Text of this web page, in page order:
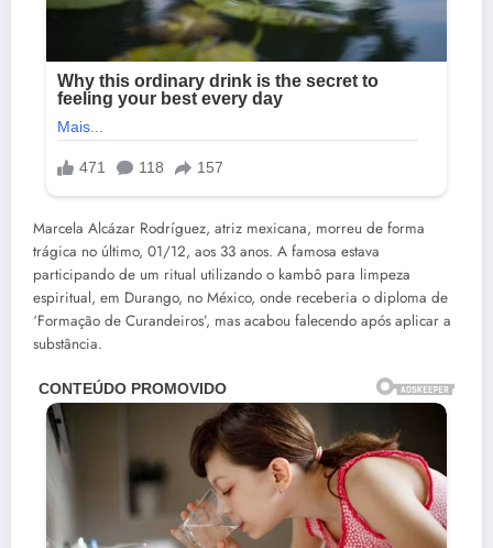
Marcela Alcázar Rodríguez, atriz mexicana, morreu de forma
trágica no último, 01/12, aos 33 anos. A famosa estava
participando de um ritual utilizando o kambô para limpeza
espiritual, em Durango, no México, onde receberia o diploma de
‘Formação de Curandeiros’, mas acabou falecendo após aplicar a
substância.